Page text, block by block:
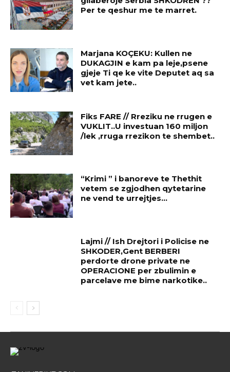
Per te qeshur me te marret.
Marjana KOÇEKU: Kullen ne
DUKAGJIN e kam pa leje,psene
gjeje Ti qe ke vite Deputet aq sa
vet kam jete..
Fiks FARE // Rreziku ne rrugen e
VUKLIT..U investuan 160 miljon
/lek ,rruga rrezikon te shembet..
“Krimi ” i banoreve te Thethit
vetem se zgjodhen qytetarine
ne vend te urrejtjes…
Lajmi // Ish Drejtori i Policise ne
SHKODER,Gent BERBERI
perdorte drone private ne
OPERACIONE per zbulimin e
parcelave me bime narkotike..